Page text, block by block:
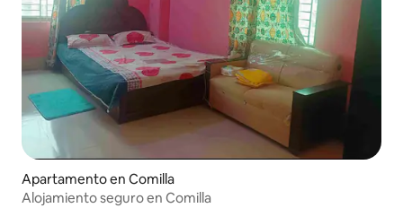
Apartamento en Comilla
Alojamiento seguro en Comilla